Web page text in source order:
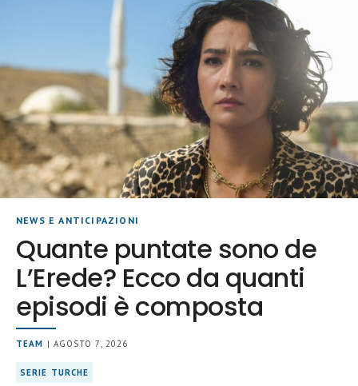
NEWS E ANTICIPAZIONI
Quante puntate sono de
L’Erede? Ecco da quanti
episodi è composta
TEAM | AGOSTO 7, 2026
SERIE TURCHE